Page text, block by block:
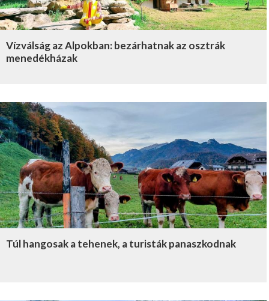
Vízválság az Alpokban: bezárhatnak az osztrák
menedékházak
Túl hangosak a tehenek, a turisták panaszkodnak